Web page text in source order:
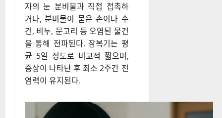
자의 눈 분비물과 직접 접촉하
거나, 분비물이 묻은 손이나 수
건, 비누, 문고리 등 오염된 물건
을 통해 전파된다. 잠복기는 평
균 5일 정도로 비교적 짧으며,
증상이 나타난 후 최소 2주간 전
염력이 유지된다.